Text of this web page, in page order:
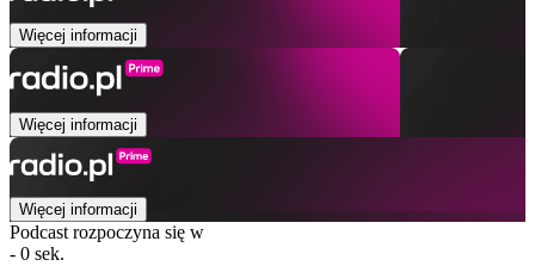
Więcej informacji
Więcej informacji
Więcej informacji
Podcast rozpoczyna się w
- 0 sek.